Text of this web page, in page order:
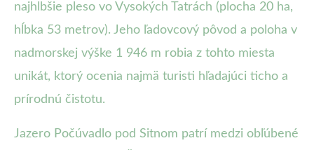
najhlbšie pleso vo Vysokých Tatrách (plocha 20 ha,
hĺbka 53 metrov). Jeho ľadovcový pôvod a poloha v
nadmorskej výške 1 946 m robia z tohto miesta
unikát, ktorý ocenia najmä turisti hľadajúci ticho a
prírodnú čistotu.
Jazero Počúvadlo pod Sitnom patrí medzi obľúbené